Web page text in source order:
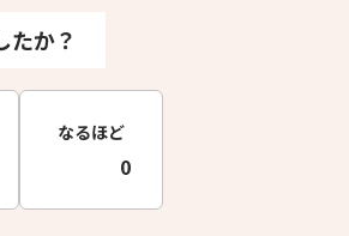
たか？
なるほど
0